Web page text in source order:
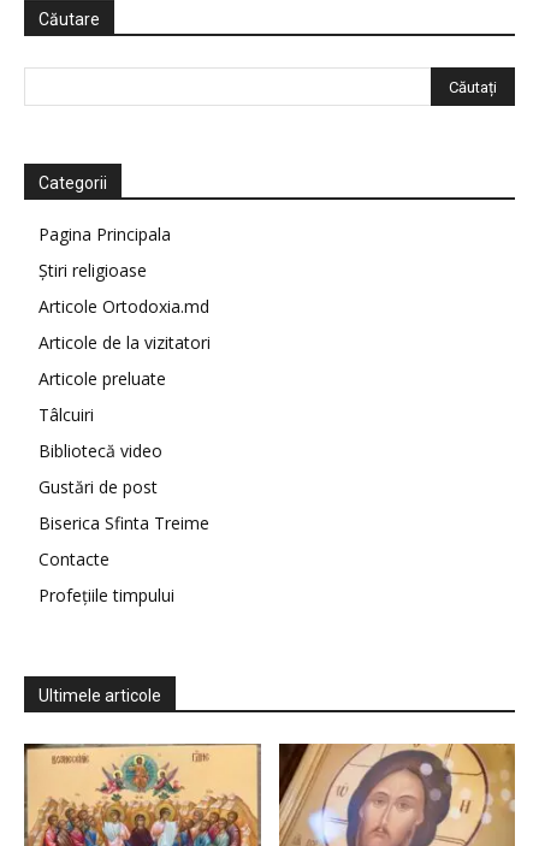
Căutare
Categorii
Pagina Principala
Știri religioase
Articole Ortodoxia.md
Articole de la vizitatori
Articole preluate
Tâlcuiri
Bibliotecă video
Gustări de post
Biserica Sfinta Treime
Contacte
Profețiile timpului
Ultimele articole